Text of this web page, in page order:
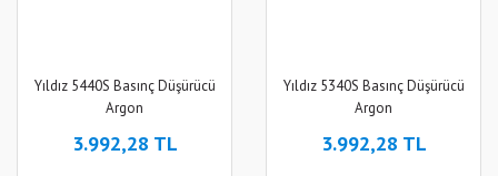
Yıldız 5440S Basınç Düşürücü
Argon
3.992,28 TL
Yıldız 5340S Basınç Düşürücü
Argon
3.992,28 TL